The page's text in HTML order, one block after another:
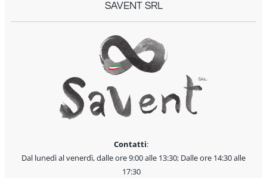
SAVENT SRL
Contatti:
Dal lunedì al venerdì, dalle ore 9:00 alle 13:30; Dalle ore 14:30 alle
17:30